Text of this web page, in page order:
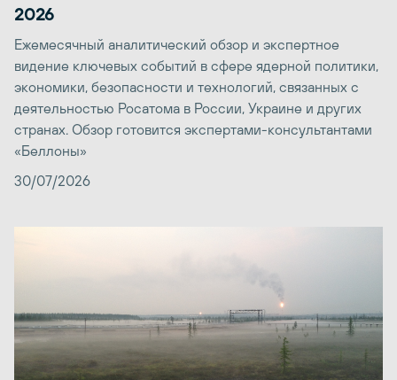
2026
Ежемесячный аналитический обзор и экспертное
видение ключевых событий в сфере ядерной политики,
экономики, безопасности и технологий, связанных с
деятельностью Росатома в России, Украине и других
странах. Обзор готовится экспертами-консультантами
«Беллоны»
30/07/2026